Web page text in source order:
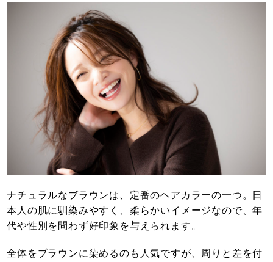
ナチュラルなブラウンは、定番のヘアカラーの一つ。日
本人の肌に馴染みやすく、柔らかいイメージなので、年
代や性別を問わず好印象を与えられます。
全体をブラウンに染めるのも人気ですが、周りと差を付